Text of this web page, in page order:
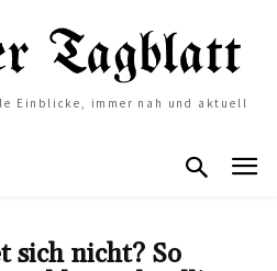
Einblicke, immer nah und aktuell
sich nicht? So